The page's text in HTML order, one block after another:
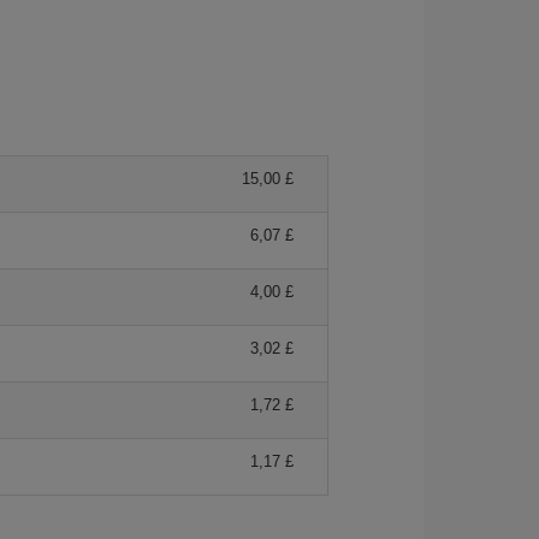
15,00 £
6,07 £
4,00 £
3,02 £
1,72 £
1,17 £